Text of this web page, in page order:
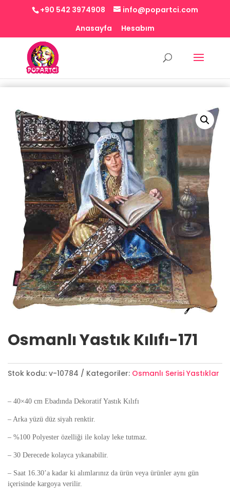
+90 542 3974908
info@popartci.com
Anasayfa
Hesabım
Osmanlı Yastık Kılıfı-171
Stok kodu: v-10784 Kategoriler: Osmanlı Serisi Yastıklar
– 40×40 cm Ebadında Dekoratif Yastık Kılıfı
– Arka yüzü düz siyah renktir.
– %100 Polyester özelliği ile kolay leke tutmaz.
– 30 Derecede kolayca yıkanabilir.
– Saat 16.30’a kadar ki alımlarınız da ürün veya ürünler aynı gün
içerisinde kargoya verilir.